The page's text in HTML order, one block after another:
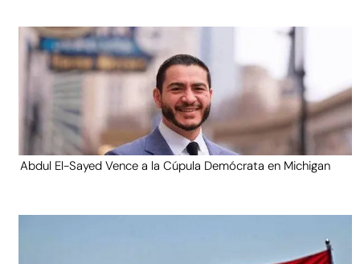
Abdul El-Sayed Vence a la Cúpula Demócrata en Michigan